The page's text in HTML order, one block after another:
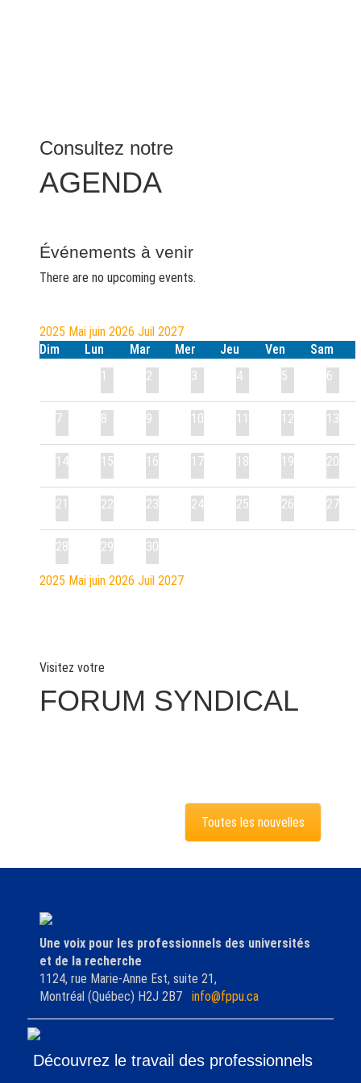
Consultez notre
AGENDA
Événements à venir
There are no upcoming events.
2025 Mai juin 2026 Juil 2027
Dim
Lun Mar Mer Jeu Ven
Sam
1
2 3 4 5 6
7 8 9 10 11 12 13
14 15 16 17 18 19 20
21 22 23 24 25 26 27
28 29 30
2025 Mai juin 2026 Juil 2027
Visitez votre
FORUM SYNDICAL
Toutes les nouvelles
Une voix pour les professionnels des universités
et de la recherche
1124, rue Marie-Anne Est, suite 21,
Montréal (Québec) H2J 2B7 info@fppu.ca
Découvrez le travail des professionnels